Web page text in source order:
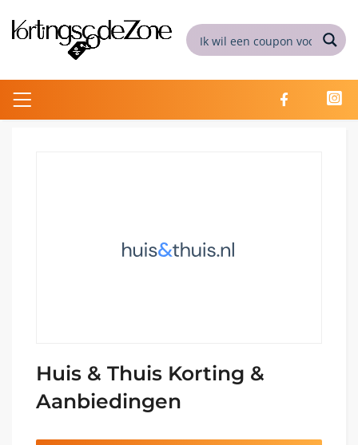
Huis & Thuis Korting &
Aanbiedingen